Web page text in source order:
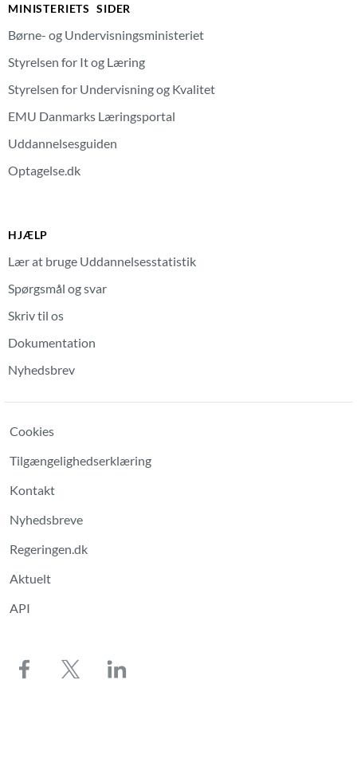
MINISTERIETS SIDER
Børne- og Undervisningsministeriet
Styrelsen for It og Læring
Styrelsen for Undervisning og Kvalitet
EMU Danmarks Læringsportal
Uddannelsesguiden
Optagelse.dk
HJÆLP
Lær at bruge Uddannelsesstatistik
Spørgsmål og svar
Skriv til os
Dokumentation
Nyhedsbrev
Cookies
Tilgængelighedserklæring
Kontakt
Nyhedsbreve
Regeringen.dk
Aktuelt
API